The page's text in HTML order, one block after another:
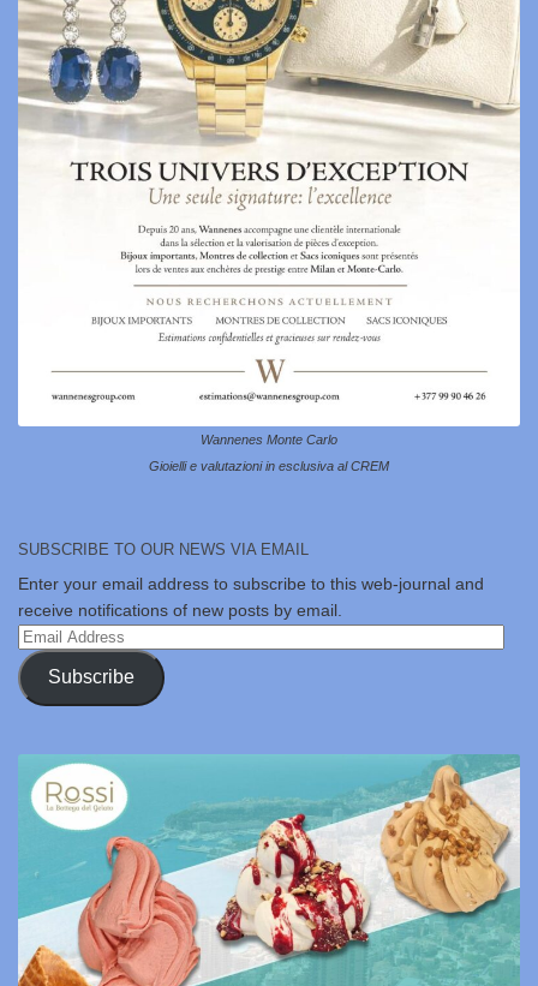
Wannenes Monte Carlo
Gioielli e valutazioni in esclusiva al CREM
SUBSCRIBE TO OUR NEWS VIA EMAIL
Enter your email address to subscribe to this web-journal and
receive notifications of new posts by email.
Email
Address
Subscribe